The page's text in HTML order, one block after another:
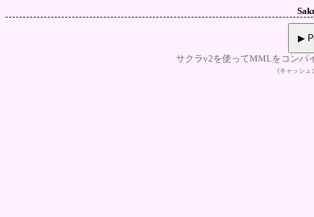
▶
サクラv2を使ってMMLをコンパ
(キャッシュ